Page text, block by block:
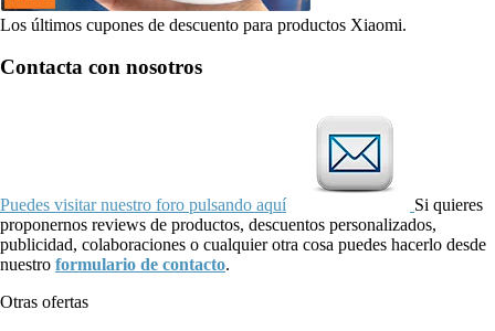
Los últimos cupones de descuento para productos Xiaomi.
Contacta con nosotros
Puedes visitar nuestro foro pulsando aquí
Si quieres
proponernos reviews de productos, descuentos personalizados,
publicidad, colaboraciones o cualquier otra cosa puedes hacerlo desde
nuestro formulario de contacto.
Otras ofertas